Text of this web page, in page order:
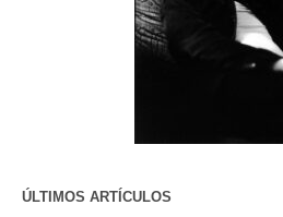
ÚLTIMOS ARTÍCULOS